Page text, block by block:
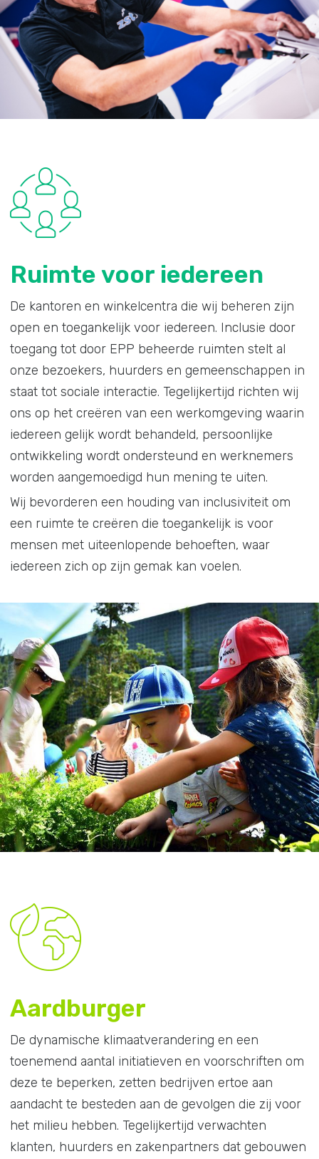
Ruimte voor iedereen
De kantoren en winkelcentra die wij beheren zijn
open en toegankelijk voor iedereen. Inclusie door
toegang tot door EPP beheerde ruimten stelt al
onze bezoekers, huurders en gemeenschappen in
staat tot sociale interactie. Tegelijkertijd richten wij
ons op het creëren van een werkomgeving waarin
iedereen gelijk wordt behandeld, persoonlijke
ontwikkeling wordt ondersteund en werknemers
worden aangemoedigd hun mening te uiten.
Wij bevorderen een houding van inclusiviteit om
een ruimte te creëren die toegankelijk is voor
mensen met uiteenlopende behoeften, waar
iedereen zich op zijn gemak kan voelen.
Aardburger
De dynamische klimaatverandering en een
toenemend aantal initiatieven en voorschriften om
deze te beperken, zetten bedrijven ertoe aan
aandacht te besteden aan de gevolgen die zij voor
het milieu hebben. Tegelijkertijd verwachten
klanten, huurders en zakenpartners dat gebouwen